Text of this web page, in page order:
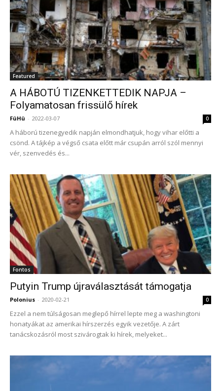
Featured
A HÁBOTÚ TIZENKETTEDIK NAPJA –
Folyamatosan frissülő hírek
FüHü - 2022-03-07 0
A háború tizenegyedik napján elmondhatjuk, hogy vihar előtti a
csönd. A tájkép a végső csata előtt már csupán arról szól mennyi
vér, szenvedés és...
Fontos
Putyin Trump újraválasztását támogatja
Polonius - 2020-02-21 0
Ezzel a nem túlságosan meglepő hírrel lepte meg a washingtoni
honatyákat az amerikai hírszerzés egyik vezetője. A zárt
tanácskozásról most szivárogtak ki hírek, melyeket...